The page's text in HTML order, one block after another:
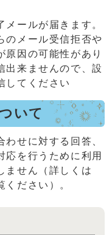
メールが届きます。
のメール受信拒否や
原因の可能性があり
出来ませんので、設
してください
いて
せに対する回答、
応を行うために利用
ません（詳しくは
ください）。